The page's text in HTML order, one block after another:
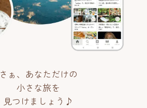
さぁ、あなただけの
小さな旅を
見つけましょう♪